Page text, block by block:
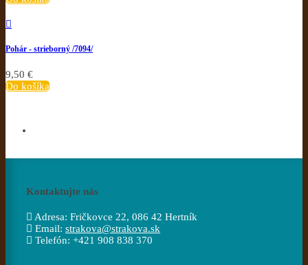

Pohár - strieborný /7094/
9,50 €
Do košíka
Kontaktujte nás
Adresa: Fričkovce 22, 086 42 Hertník
Email: strakova@strakova.sk
Telefón: +421 908 838 370